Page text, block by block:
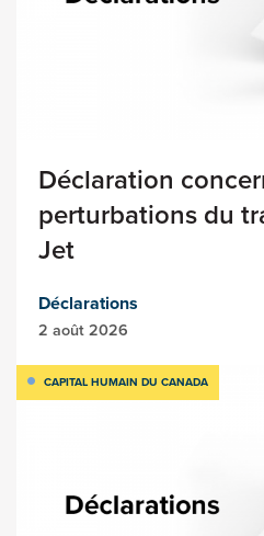
Déclaration
perturbations du
Jet
Déclarations
2 août 2026
CAPITAL HUMAIN DU CANADA